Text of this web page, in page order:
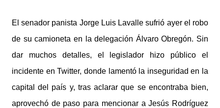
El senador panista Jorge Luis Lavalle sufrió ayer el robo
de su camioneta en la delegación Álvaro Obregón. Sin
dar muchos detalles, el legislador hizo público el
incidente en Twitter, donde lamentó la inseguridad en la
capital del país y, tras aclarar que se encontraba bien,
aprovechó de paso para mencionar a Jesús Rodríguez